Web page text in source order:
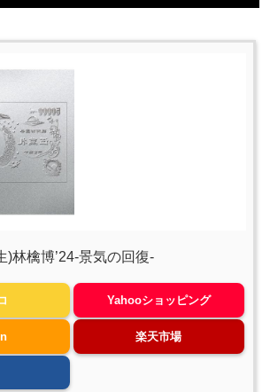
)林檎博’24-景気の回復-
Yahooショッピング
楽天市場